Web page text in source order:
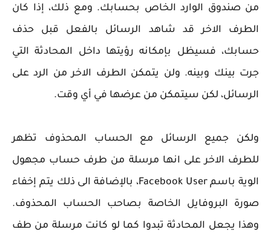
من صندوق الوارد الخاص بحسابك. ومع ذلك، إذا كان
الطرف الاخر قد شاهد الرسائل بالفعل قبل حذف
حسابك، فسيظل بإمكانه رؤيتها داخل المحادثة التي
جرت بينك وبينه. ولن يتمكن الطرف الاخر من الرد على
الرسائل، لكن سيتمكن من عرضها في أي وقت.
ولكن جميع الرسائل مع الحساب المحذوف تظهر
للطرف الاخر على انها مرسلة من طرف حساب مجهول
الوية باسم Facebook User، بالإضافة الى ذلك يتم إخفاء
صورة البروفايل الخاصة بصاحب الحساب المحذوف.
وهذا يجعل المحادثة تبدوا كما لو كانت مرسلة من طف